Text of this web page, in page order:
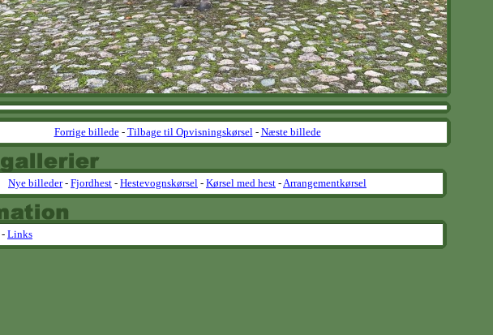
Forrige billede- Tilbage til Opvisningskørsel- Næste billede
Nye billeder- Fjordhest - Hestevognskørsel - Kørsel med hest -Arrangementkørsel
- Links